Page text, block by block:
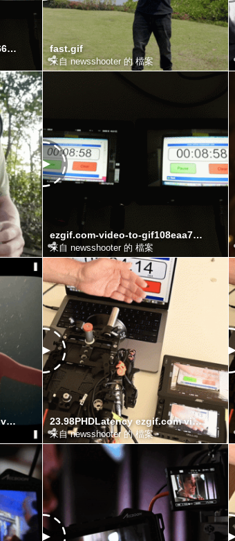
ezgif.com-video-to-gif61a34663a33923fc.gif fast.gif
來自 newsshooter 的 檔案
ezgif.com-video-to-gif108eaa751243e91f.gif
來自 newsshooter 的 檔案
15 ezgif.com video to gif converter 23.98PHDLatency ezgif.com video to gif converter
來自 newsshooter 的 檔案